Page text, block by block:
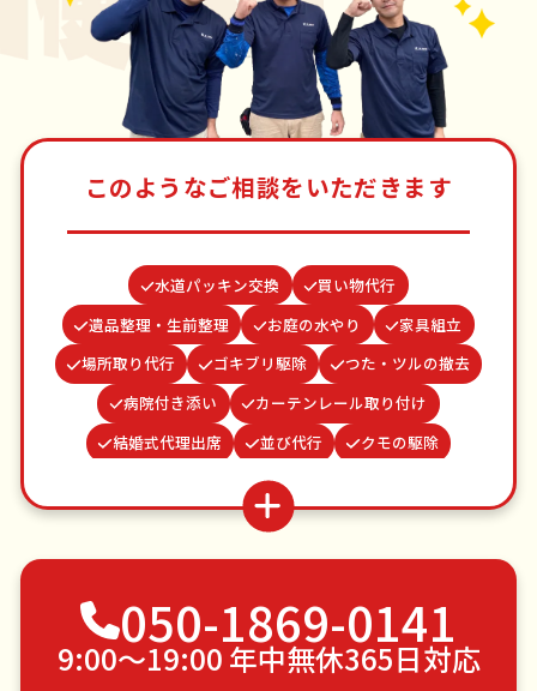
このようなご相談をいただきます
水道パッキン交換
買い物代行
遺品整理・生前整理
お庭の水やり
家具組立
場所取り代行
ゴキブリ駆除
つた・ツルの撤去
病院付き添い
カーテンレール取り付け
結婚式代理出席
並び代行
クモの駆除
謝罪代行
雨どい修理・掃除
ベランダ掃除
物置解体
蜂の巣駆除
網戸張替え
不用品回収
ゴミ屋敷片付け
引っ越し
植木の剪定
植木の伐採
手すり取り付け
ペットのお世話
050-1869-0141
9:00〜19:00 年中無休365日対応